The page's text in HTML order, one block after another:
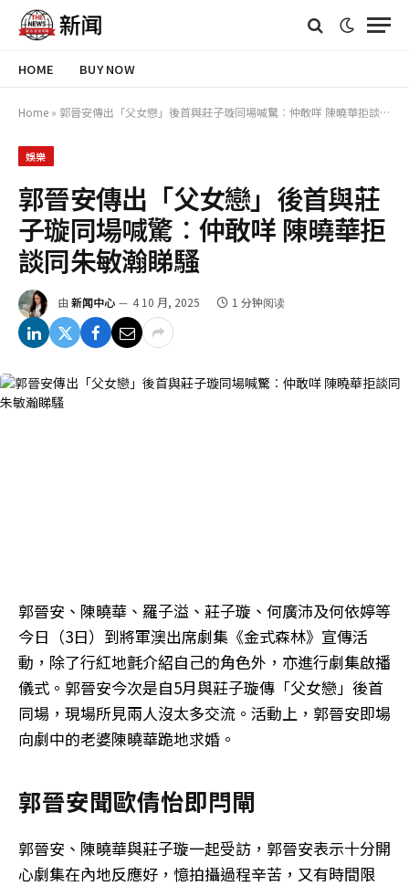
HOME BUY NOW
Home » 郭晉安傳出「父女戀」後首與莊子璇同場喊驚︰仲敢咩 陳曉華拒談同朱敏瀚睇騷
娛樂
郭晉安傳出「父女戀」後首與莊
子璇同場喊驚︰仲敢咩 陳曉華拒
談同朱敏瀚睇騷
由 新闻中心 4 10 月, 2025 1 分钟阅读
郭晉安、陳曉華、羅子溢、莊子璇、何廣沛及何依婷等
今日（3日）到將軍澳出席劇集《金式森林》宣傳活
動，除了行紅地氈介紹自己的角色外，亦進行劇集啟播
儀式。郭晉安今次是自5月與莊子璇傳「父女戀」後首
同場，現場所見兩人沒太多交流。活動上，郭晉安即場
向劇中的老婆陳曉華跪地求婚。
郭晉安聞歐倩怡即閂閘
郭晉安、陳曉華與莊子璇一起受訪，郭晉安表示十分開
心劇集在內地反應好，憶拍攝過程辛苦，又有時間限